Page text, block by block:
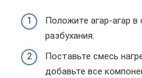
Положите агар-агар
разбухания.
Поставьте смесь
добавьте все